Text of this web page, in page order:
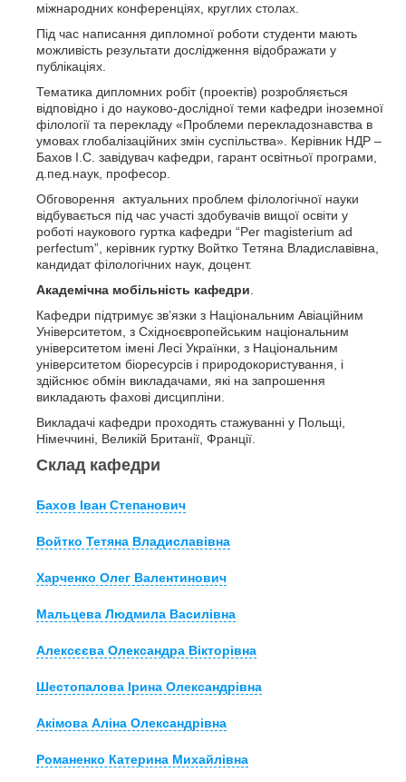
міжнародних конференціях, круглих столах.
Під час написання дипломної роботи студенти мають
можливість результати дослідження відображати у
публікаціях.
Тематика дипломних робіт (проектів) розробляється
відповідно і до науково-дослідної теми кафедри іноземної
філології та перекладу «Проблеми перекладознавства в
умовах глобалізаційних змін суспільства». Керівник НДР –
Бахов І.С. завідувач кафедри, гарант освітньої програми,
д.пед.наук, професор.
Обговорення актуальних проблем філологічної науки
відбувається під час участі здобувачів вищої освіти у
роботі наукового гуртка кафедри “Per magisterium ad
perfectum”, керівник гуртку Войтко Тетяна Владиславівна,
кандидат філологічних наук, доцент.
Академічна мобільність кафедри
Кафедри підтримує зв’язки з Національним Авіаційним
Університетом, з Східноєвропейським національним
університетом імені Лесі Українки, з Національним
університетом біоресурсів і природокористування, і
здійснює обмін викладачами, які на запрошення
викладають фахові дисципліни.
Викладачі кафедри проходять стажуванні у Польщі,
Німеччині, Великій Британії, Франції.
Склад кафедри
Бахов Іван Степанович
Войтко Тетяна Владиславівна
Харченко Олег Валентинович
Мальцева Людмила Василівна
Алексєєва Олександра Вікторівна
Шестопалова Ірина Олександрівна
Акімова Аліна Олександрівна
Романенко Катерина Михайлівна